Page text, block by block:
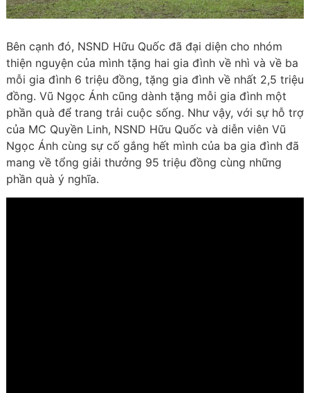
Bên cạnh đó, NSND Hữu Quốc đã đại diện cho nhóm
thiện nguyện của mình tặng hai gia đình về nhì và về ba
mỗi gia đình 6 triệu đồng, tặng gia đình về nhất 2,5 triệu
đồng. Vũ Ngọc Ánh cũng dành tặng mỗi gia đình một
phần quà để trang trải cuộc sống. Như vậy, với sự hỗ trợ
của MC Quyền Linh, NSND Hữu Quốc và diễn viên Vũ
Ngọc Ánh cùng sự cố gắng hết mình của ba gia đình đã
mang về tổng giải thưởng 95 triệu đồng cùng những
phần quà ý nghĩa.